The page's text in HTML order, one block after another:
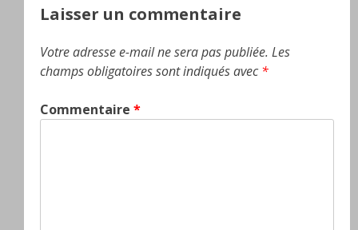
l’article
Laisser un commentaire
Votre adresse e-mail ne sera pas publiée. Les
champs obligatoires sont indiqués avec*
Commentaire *